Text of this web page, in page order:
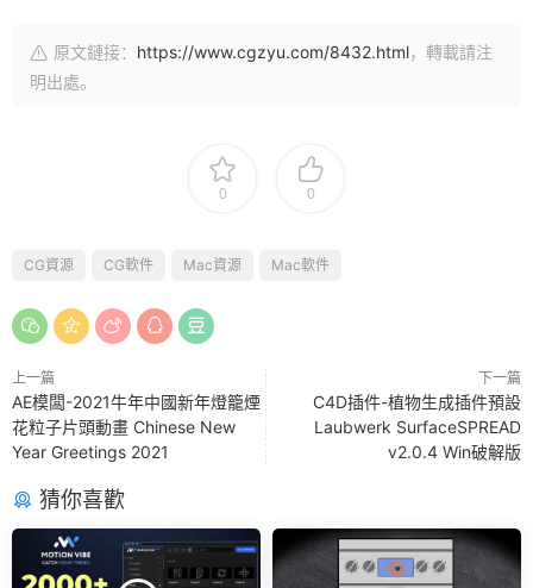
原文鏈接： https://www.cgzyu.com/8432.html，轉載請注
明出處。
0 0
CG資源 CG軟件 Mac資源 Mac軟件
上一篇
AE模闆-2021牛年中國新年燈籠煙
花粒子片頭動畫 Chinese New
Year Greetings 2021
下一篇
C4D插件-植物生成插件預設
Laubwerk SurfaceSPREAD
v2.0.4 Win破解版
猜你喜歡